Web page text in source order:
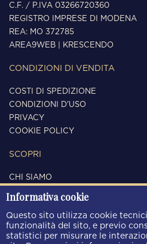
C.F. / P.IVA 03266720360
REGISTRO IMPRESE DI MODENA
REA: MO 372785
AREA9WEB
KRESCENDO
CONDIZIONI DI VENDITA
COSTI DI SPEDIZIONE
CONDIZIONI D'USO
PRIVACY
COOKIE POLICY
SCOPRI
CHI SIAMO
CONTATTI
SEGUICI
Informativa cookie
Questo sito utilizza cookie
funzionalità del sito, e previo
statistici per misurare le